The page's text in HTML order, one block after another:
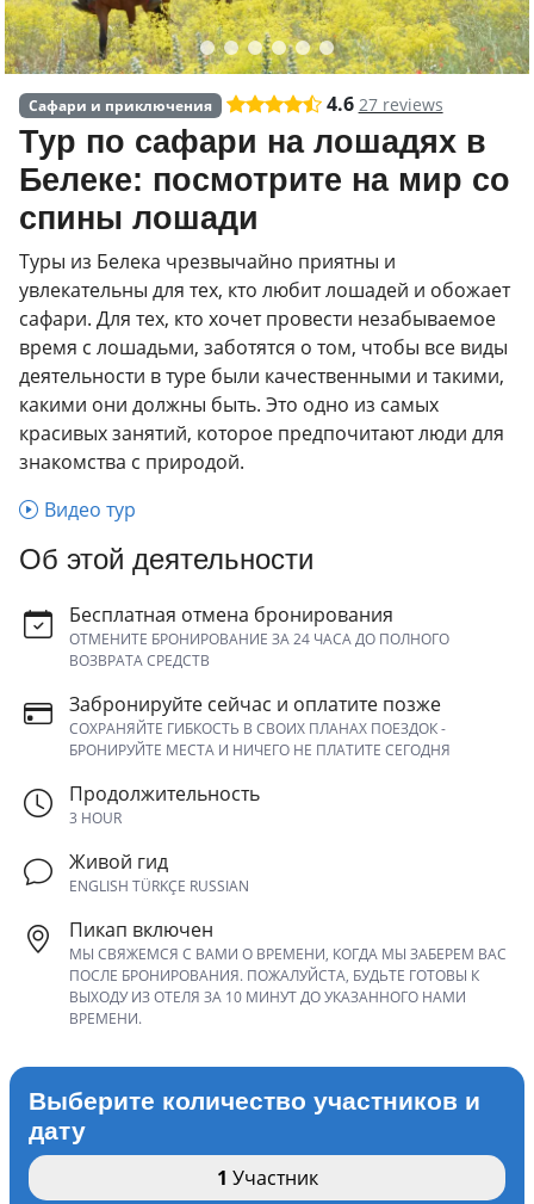
Сафари и приключения 4.6 27 reviews
Тур по сафари на лошадях в
Белеке: посмотрите на мир со
спины лошади
Туры из Белека чрезвычайно приятны и
увлекательны для тех, кто любит лошадей и обожает
сафари. Для тех, кто хочет провести незабываемое
время с лошадьми, заботятся о том, чтобы все виды
деятельности в туре были качественными и такими,
какими они должны быть. Это одно из самых
красивых занятий, которое предпочитают люди для
знакомства с природой.
Видео тур
Об этой деятельности
Бесплатная отмена бронирования
ОТМЕНИТЕ БРОНИРОВАНИЕ ЗА 24 ЧАСА ДО ПОЛНОГО
ВОЗВРАТА СРЕДСТВ
Забронируйте сейчас и оплатите позже
СОХРАНЯЙТЕ ГИБКОСТЬ В СВОИХ ПЛАНАХ ПОЕЗДОК -
БРОНИРУЙТЕ МЕСТА И НИЧЕГО НЕ ПЛАТИТЕ СЕГОДНЯ
Продолжительность
3 HOUR
Живой гид
ENGLISH TÜRKÇE RUSSIAN
Пикап включен
МЫ СВЯЖЕМСЯ С ВАМИ О ВРЕМЕНИ, КОГДА МЫ ЗАБЕРЕМ ВАС
ПОСЛЕ БРОНИРОВАНИЯ. ПОЖАЛУЙСТА, БУДЬТЕ ГОТОВЫ К
ВЫХОДУ ИЗ ОТЕЛЯ ЗА 10 МИНУТ ДО УКАЗАННОГО НАМИ
ВРЕМЕНИ.
Выберите количество участников и
дату
1 Участник